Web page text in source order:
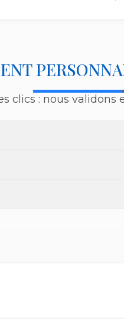
clics : nous